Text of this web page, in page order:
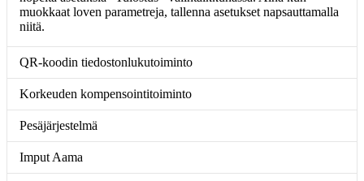
muokkaat loven parametreja, tallenna asetukset napsauttamalla
niitä.
QR-koodin tiedostonlukutoiminto
Korkeuden kompensointitoiminto
Pesäjärjestelmä
Imput Aama